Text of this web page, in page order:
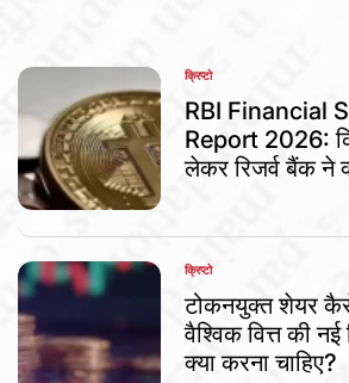
POSTED
IN
क्रिप्टो
RBI Financial
Report 2026:
लेकर रिजर्व बैंक ने
POSTED
IN
क्रिप्टो
टोकनयुक्त शेयर
वैश्विक वित्त की
क्या करना चाहिए?